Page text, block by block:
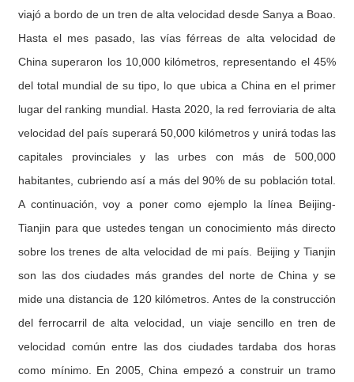
viajó a bordo de un tren de alta velocidad desde Sanya a Boao.
Hasta el mes pasado, las vías férreas de alta velocidad de
China superaron los 10,000 kilómetros, representando el 45%
del total mundial de su tipo, lo que ubica a China en el primer
lugar del ranking mundial. Hasta 2020, la red ferroviaria de alta
velocidad del país superará 50,000 kilómetros y unirá todas las
capitales provinciales y las urbes con más de 500,000
habitantes, cubriendo así a más del 90% de su población total.
A continuación, voy a poner como ejemplo la línea Beijing-
Tianjin para que ustedes tengan un conocimiento más directo
sobre los trenes de alta velocidad de mi país. Beijing y Tianjin
son las dos ciudades más grandes del norte de China y se
mide una distancia de 120 kilómetros. Antes de la construcción
del ferrocarril de alta velocidad, un viaje sencillo en tren de
velocidad común entre las dos ciudades tardaba dos horas
como mínimo. En 2005, China empezó a construir un tramo